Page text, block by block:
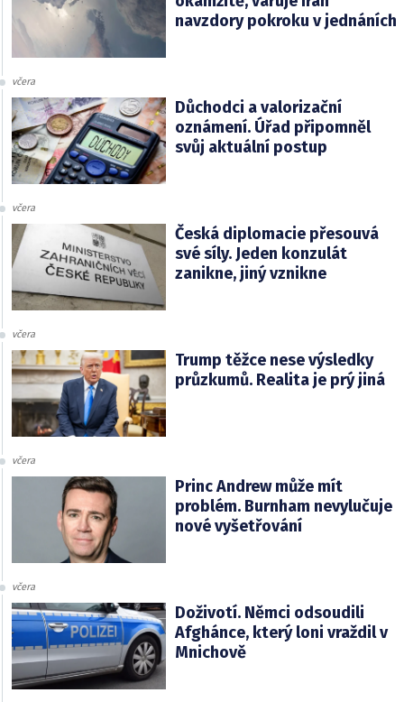
navzdory pokroku v jednáních
včera
Důchodci a valorizační
oznámení. Úřad připomněl
svůj aktuální postup
včera
Česká diplomacie přesouvá
své síly. Jeden konzulát
zanikne, jiný vznikne
včera
Trump těžce nese výsledky
průzkumů. Realita je prý jiná
včera
Princ Andrew může mít
problém. Burnham nevylučuje
nové vyšetřování
včera
Doživotí. Němci odsoudili
Afghánce, který loni vraždil v
Mnichově